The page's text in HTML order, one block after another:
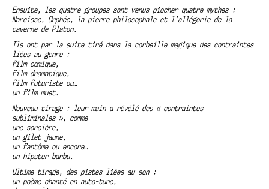
Ensuite, les quatre groupes sont venus piocher quatre mythes :
Narcisse, Orphée, la pierre philosophale et l’allégorie de la
caverne de Platon.
Ils ont par la suite tiré dans la corbeille magique des contraintes
liées au genre :
film comique,
film dramatique,
film futuriste ou…
un film muet.
Nouveau tirage : leur main a révélé des « contraintes
subliminales », comme
une sorcière,
un gilet jaune,
un fantôme ou encore…
un hipster barbu.
Ultime tirage, des pistes liées au son :
un poème chanté en auto-tune,